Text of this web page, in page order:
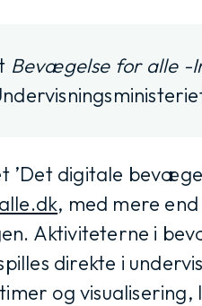
Bevægelse for alle -
’Det digitale
, med mere
Aktiviteterne i
direkte i
og